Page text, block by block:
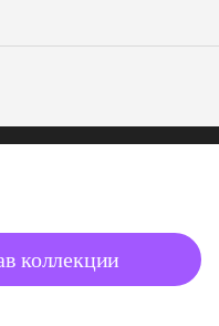
коллекции